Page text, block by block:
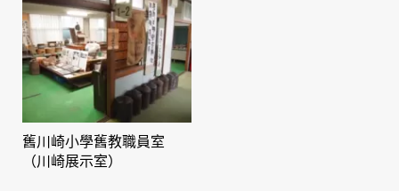
舊川崎小學舊教職員室
（川崎展示室）